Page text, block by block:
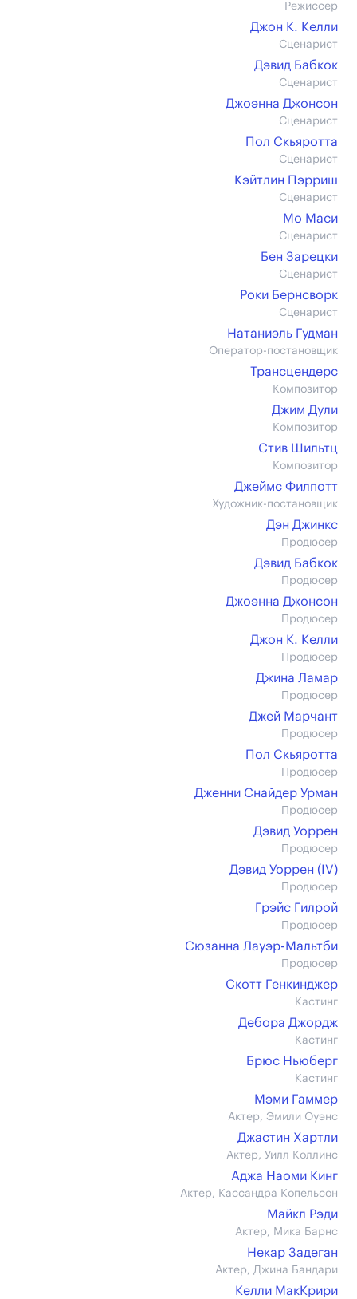
Режиссер
Джон К. Келли
Сценарист
Дэвид Бабкок
Сценарист
Джоэнна Джонсон
Сценарист
Пол Скьяротта
Сценарист
Кэйтлин Пэрриш
Сценарист
Мо Маси
Сценарист
Бен Зарецки
Сценарист
Роки Бернсворк
Сценарист
Натаниэль Гудман
Оператор-постановщик
Трансцендерс
Композитор
Джим Дули
Композитор
Стив Шильтц
Композитор
Джеймс Филпотт
Художник-постановщик
Дэн Джинкс
Продюсер
Дэвид Бабкок
Продюсер
Джоэнна Джонсон
Продюсер
Джон К. Келли
Продюсер
Джина Ламар
Продюсер
Джей Марчант
Продюсер
Пол Скьяротта
Продюсер
Дженни Снайдер Урман
Продюсер
Дэвид Уоррен
Продюсер
Дэвид Уоррен (IV)
Продюсер
Грэйс Гилрой
Продюсер
Сюзанна Лауэр-Мальтби
Продюсер
Скотт Генкинджер
Кастинг
Дебора Джордж
Кастинг
Брюс Ньюберг
Кастинг
Мэми Гаммер
Актер, Эмили Оуэнс
Джастин Хартли
Актер, Уилл Коллинс
Аджа Наоми Кинг
Актер, Кассандра Копельсон
Майкл Рэди
Актер, Мика Барнс
Некар Задеган
Актер, Джина Бандари
Келли МакКрири